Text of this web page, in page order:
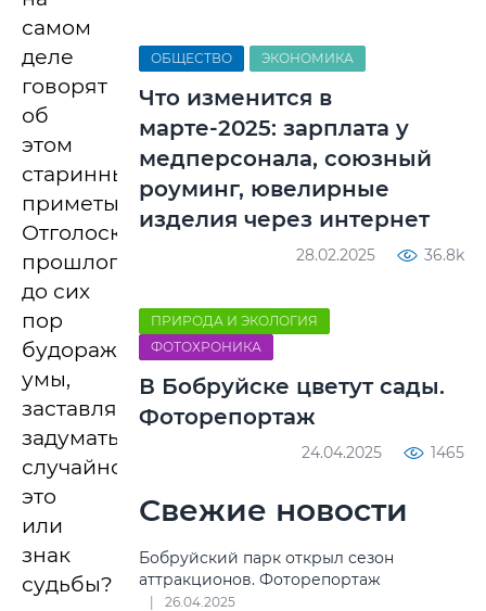
самом
деле
говорят
об
этом
старинные
приметы?
Отголоски
прошлого
до сих
пор
будоражат
умы,
заставляя
задуматься:
случайность
это
или
знак
судьбы?
ОБЩЕСТВО ЭКОНОМИКА
Что изменится в
марте-2025: зарплата у
медперсонала, союзный
роуминг, ювелирные
изделия через интернет
28.02.2025 36.8k
ПРИРОДА И ЭКОЛОГИЯ
ФОТОХРОНИКА
В Бобруйске цветут сады.
Фоторепортаж
24.04.2025 1465
Свежие новости
Бобруйский парк открыл сезон
аттракционов. Фоторепортаж
26.04.2025